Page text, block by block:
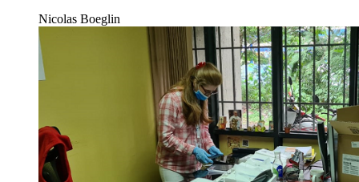
Nicolas Boeglin